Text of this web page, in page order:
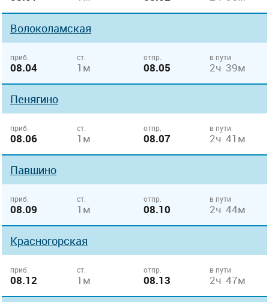
Волоколамская
приб.
08.04
ст.
1м
отпр.
08.05
в пути
2ч 39м
Пенягино
приб.
08.06
ст.
1м
отпр.
08.07
в пути
2ч 41м
Павшино
приб.
08.09
ст.
1м
отпр.
08.10
в пути
2ч 44м
Красногорская
приб.
08.12
ст.
1м
отпр.
08.13
в пути
2ч 47м